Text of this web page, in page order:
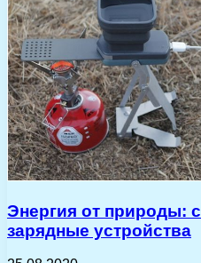
Энергия от природы:
зарядные устройства